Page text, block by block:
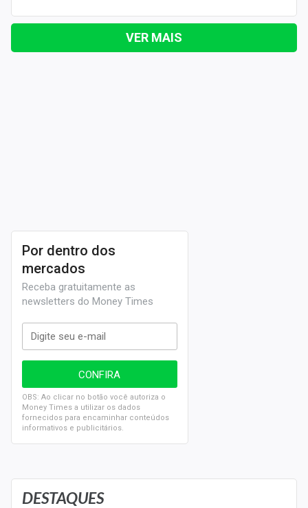
VER MAIS
DESTAQUES
Por dentro dos
mercados
Receba gratuitamente as
newsletters do Money Times
OBS: Ao clicar no botão você autoriza o
Money Times a utilizar os dados
fornecidos para encaminhar conteúdos
informativos e publicitários.